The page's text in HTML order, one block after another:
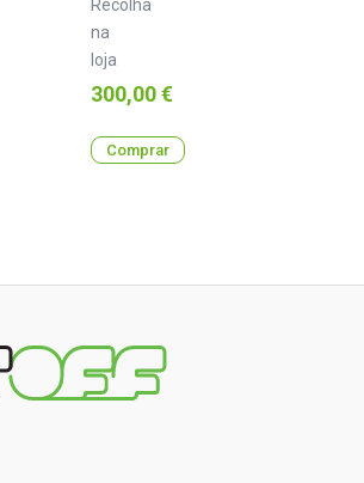
Recolha
na
loja
Preço
300,00 €
Comprar